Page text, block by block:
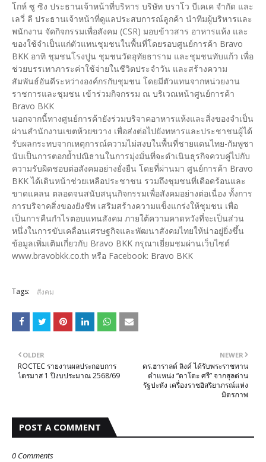
โกห์ ซู ซิง ประธานเจ้าหน้าที่บริหาร บริษัท บราโว บีเคเค จำกัด และ
เลวี่ ลี ประธานเจ้าหน้าที่ดูแลประสบการณ์ลูกค้า นำทีมผู้บริหารและ
พนักงาน จัดกิจกรรมเพื่อสังคม (CSR) มอบข้าวสาร อาหารแห้ง และ
ของใช้จำเป็นแก่ตัวแทนชุมชนในพื้นที่โดยรอบศูนย์การค้า Bravo
BKK อาทิ ชุมชนโรงปูน ชุมชนวัดอุทัยธาราม และชุมชนทับแก้ว เพื่อ
ช่วยบรรเทาภาระค่าใช้จ่ายในชีวิตประจำวัน และสร้างความ
สัมพันธ์อันดีระหว่างองค์กรกับชุมชน โดยมีตัวแทนจากหน่วยงาน
ราชการและชุมชน เข้าร่วมกิจกรรม ณ บริเวณหน้าศูนย์การค้า
Bravo BKK
นอกจากนี้ทางศูนย์การค้ายังร่วมบริจาคอาหารแห้งและสิ่งของจำเป็น
ผ่านสำนักงานเขตห้วยขวาง เพื่อส่งต่อไปยังทหารและประชาชนผู้ได้
รับผลกระทบจากเหตุการณ์ความไม่สงบในพื้นที่ชายแดนไทย-กัมพูชา
นับเป็นการตอกย้ำปณิธานในการมุ่งมั่นที่จะดำเนินธุรกิจควบคู่ไปกับ
ความรับผิดชอบต่อสังคมอย่างยั่งยืน โดยที่ผ่านมา ศูนย์การค้า Bravo
BKK ได้เดินหน้าช่วยเหลือประชาชน รวมถึงชุมชนที่เดือดร้อนและ
ขาดแคลน ตลอดจนสนับสนุนกิจกรรมเพื่อสังคมอย่างต่อเนื่อง ทั้งการ
การบริจาคสิ่งของยังชีพ เสริมสร้างความแข็งแกร่งให้ชุมชน เพื่อ
เป็นการคืนกำไรตอบแทนสังคม ภายใต้ความคาดหวังที่จะเป็นส่วน
หนึ่งในการขับเคลื่อนเศรษฐกิจและพัฒนาสังคมไทยให้น่าอยู่ยิ่งขึ้น
ข้อมูลเพิ่มเติมเกี่ยวกับ Bravo BKK กรุณาเยี่ยมชมผ่านเว็บไซต์
www.bravobkk.co.th หรือ Facebook: Bravo BKK
Tags: สังคม
NEWER
ดร.ฮาราลด์ ลิงค์ ได้รับพระราชทาน
ตำแหน่ง “ดาโตะ ศรี” จากสุลต่าน
รัฐปะหัง เครื่องราชอิสริยาภรณ์แห่ง
มิตรภาพ
OLDER
ROCTEC รายงานผลประกอบการ
ไตรมาส 1 ปีงบประมาณ 2568/69
POST A COMMENT
0 Comments